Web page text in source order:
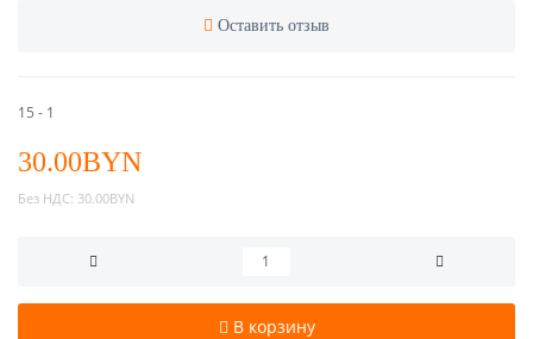
Оставить отзыв
15 - 1
30.00BYN
Без НДС: 30.00BYN
В корзину